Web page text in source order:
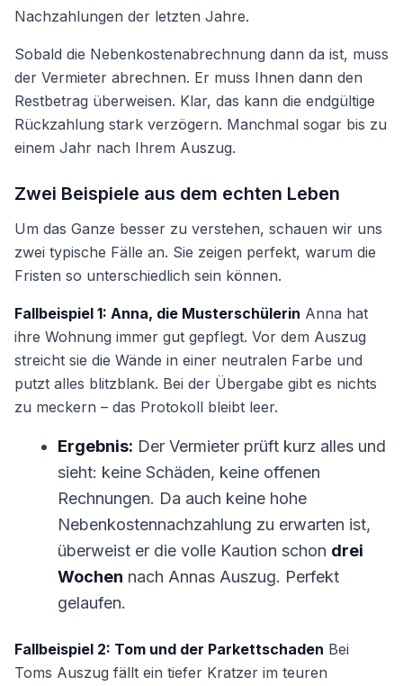
Nachzahlungen der letzten Jahre.
Sobald die Nebenkostenabrechnung dann da ist, muss
der Vermieter abrechnen. Er muss Ihnen dann den
Restbetrag überweisen. Klar, das kann die endgültige
Rückzahlung stark verzögern. Manchmal sogar bis zu
einem Jahr nach Ihrem Auszug.
Zwei Beispiele aus dem echten Leben
Um das Ganze besser zu verstehen, schauen wir uns
zwei typische Fälle an. Sie zeigen perfekt, warum die
Fristen so unterschiedlich sein können.
Fallbeispiel 1: Anna, die Musterschülerin Anna hat
ihre Wohnung immer gut gepflegt. Vor dem Auszug
streicht sie die Wände in einer neutralen Farbe und
putzt alles blitzblank. Bei der Übergabe gibt es nichts
zu meckern – das Protokoll bleibt leer.
Ergebnis: Der Vermieter prüft kurz alles und
sieht: keine Schäden, keine offenen
Rechnungen. Da auch keine hohe
Nebenkostennachzahlung zu erwarten ist,
überweist er die volle Kaution schon drei
Wochen nach Annas Auszug. Perfekt
gelaufen.
Fallbeispiel 2: Tom und der Parkettschaden Bei
Toms Auszug fällt ein tiefer Kratzer im teuren